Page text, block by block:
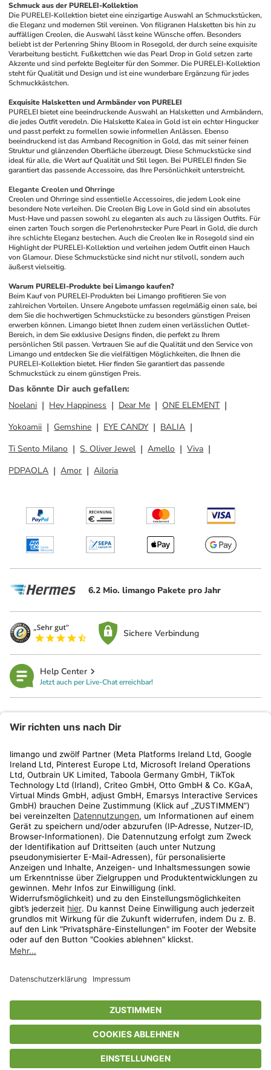
Schmuck aus der PURELEI-Kollektion
Die PURELEI-Kollektion bietet eine einzigartige Auswahl an Schmuckstücken,
die Eleganz und modernen Stil vereinen. Von filigranen Halsketten bis hin zu
auffälligen Creolen, die Auswahl lässt keine Wünsche offen. Besonders
beliebt ist der Perlenring Shiny Bloom in Rosegold, der durch seine exquisite
Verarbeitung besticht. Fußkettchen wie das Pearl Drop in Gold setzen zarte
Akzente und sind perfekte Begleiter für den Sommer. Die PURELEI-Kollektion
steht für Qualität und Design und ist eine wunderbare Ergänzung für jedes
Schmuckkästchen.
Exquisite Halsketten und Armbänder von PURELEI
PURELEI bietet eine beeindruckende Auswahl an Halsketten und Armbändern,
die jedes Outfit veredeln. Die Halskette Kalea in Gold ist ein echter Hingucker
und passt perfekt zu formellen sowie informellen Anlässen. Ebenso
beeindruckend ist das Armband Recognition in Gold, das mit seiner feinen
Struktur und glänzenden Oberfläche überzeugt. Diese Schmuckstücke sind
ideal für alle, die Wert auf Qualität und Stil legen. Bei PURELEI finden Sie
garantiert das passende Accessoire, das Ihre Persönlichkeit unterstreicht.
Elegante Creolen und Ohrringe
Creolen und Ohrringe sind essentielle Accessoires, die jedem Look eine
besondere Note verleihen. Die Creolen Big Love in Gold sind ein absolutes
Must-Have und passen sowohl zu eleganten als auch zu lässigen Outfits. Für
einen zarten Touch sorgen die Perlenohrstecker Pure Pearl in Gold, die durch
ihre schlichte Eleganz bestechen. Auch die Creolen Ike in Rosegold sind ein
Highlight der PURELEI-Kollektion und verleihen jedem Outfit einen Hauch
von Glamour. Diese Schmuckstücke sind nicht nur stilvoll, sondern auch
äußerst vielseitig.
Warum PURELEI-Produkte bei Limango kaufen?
Beim Kauf von PURELEI-Produkten bei Limango profitieren Sie von
zahlreichen Vorteilen. Unsere Angebote umfassen regelmäßig einen sale, bei
dem Sie die hochwertigen Schmuckstücke zu besonders günstigen Preisen
erwerben können. Limango bietet Ihnen zudem einen verlässlichen Outlet-
Bereich, in dem Sie exklusive Designs finden, die perfekt zu Ihrem
persönlichen Stil passen. Vertrauen Sie auf die Qualität und den Service von
Limango und entdecken Sie die vielfältigen Möglichkeiten, die Ihnen die
PURELEI-Kollektion bietet. Hier finden Sie garantiert das passende
Schmuckstück zu einem günstigen Preis.
Das könnte Dir auch gefallen:
Noelani
Hey Happiness Dear Me
ONE ELEMENT
Yokoamii
Gemshine EYE CANDY
BALIA
Ti Sento Milano
S. Oliver Jewel Amello
Viva
PDPAOLA
Amor Ailoria
6.2 Mio. limango Pakete pro Jahr
Sichere Verbindung
Help Center
Jetzt auch per Live-Chat erreichbar!
Kundenservice
Shop
Aktionen
Travel
* Streichpreise entsprechen der unverbindlichen Preisempfehlung des
Herstellers. Prozentangaben beziehen sich auf den Streichpreis.
Freunde-Aktionen findest Du unterwww.limango.de/einladen
ᵇ Gilt nur für von limango versandte Ware (nicht für von Partnern versandte